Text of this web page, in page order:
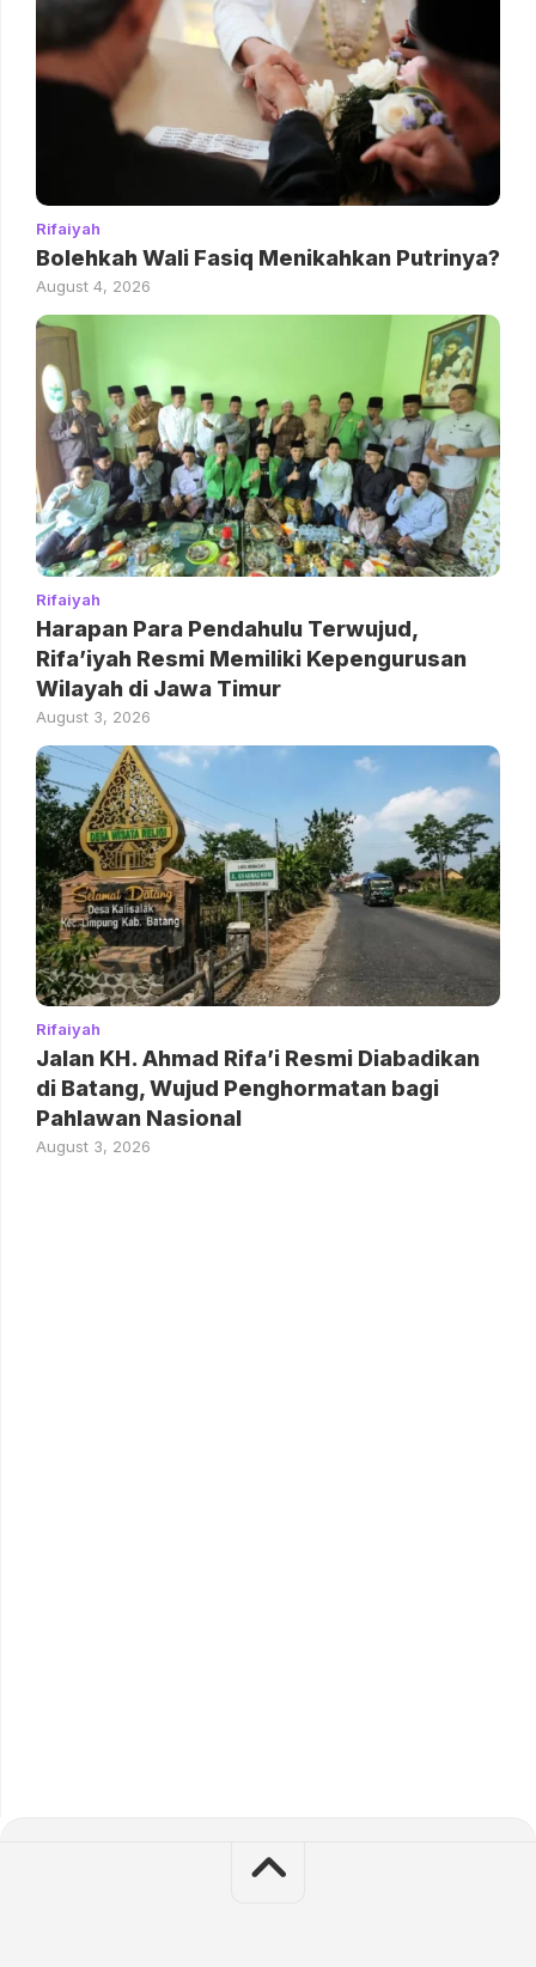
Rifaiyah
Bolehkah Wali Fasiq Menikahkan Putrinya?
August 4, 2026
Rifaiyah
Harapan Para Pendahulu Terwujud,
Rifa’iyah Resmi Memiliki Kepengurusan
Wilayah di Jawa Timur
August 3, 2026
Rifaiyah
Jalan KH. Ahmad Rifa’i Resmi Diabadikan
di Batang, Wujud Penghormatan bagi
Pahlawan Nasional
August 3, 2026